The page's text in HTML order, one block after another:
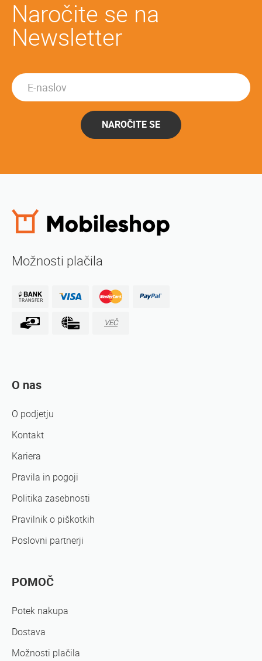
Naročite se na
Newsletter
NAROČITE SE
Možnosti plačila
VEČ
O nas
O podjetju
Kontakt
Kariera
Pravila in pogoji
Politika zasebnosti
Pravilnik o piškotkih
Poslovni partnerji
POMOČ
Potek nakupa
Dostava
Možnosti plačila